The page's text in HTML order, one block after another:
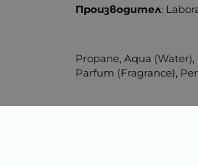
Производител:
Propane, Aqua
Parfum (Fragrance),